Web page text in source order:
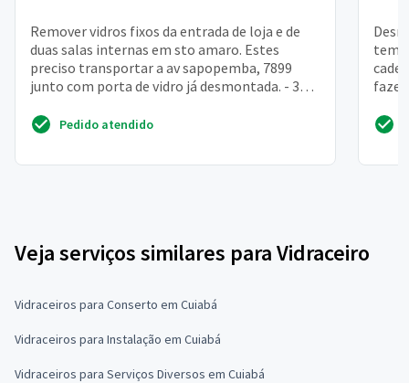
Remover vidros fixos da entrada de loja e de
duas salas internas em sto amaro. Estes
preciso transportar a av sapopemba, 7899
junto com porta de vidro já desmontada. - 3
Pedido atendido
Veja serviços similares para Vidraceiro
Vidraceiros para Conserto em Cuiabá
Vidraceiros para Instalação em Cuiabá
Vidraceiros para Serviços Diversos em Cuiabá